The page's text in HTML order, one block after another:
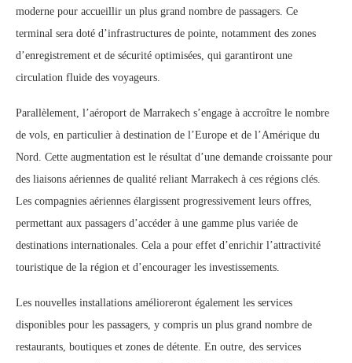
moderne pour accueillir un plus grand nombre de passagers. Ce
terminal sera doté d’infrastructures de pointe, notamment des zones
d’enregistrement et de sécurité optimisées, qui garantiront une
circulation fluide des voyageurs.
Parallèlement, l’aéroport de Marrakech s’engage à accroître le nombre
de vols, en particulier à destination de l’Europe et de l’Amérique du
Nord. Cette augmentation est le résultat d’une demande croissante pour
des liaisons aériennes de qualité reliant Marrakech à ces régions clés.
Les compagnies aériennes élargissent progressivement leurs offres,
permettant aux passagers d’accéder à une gamme plus variée de
destinations internationales. Cela a pour effet d’enrichir l’attractivité
touristique de la région et d’encourager les investissements.
Les nouvelles installations amélioreront également les services
disponibles pour les passagers, y compris un plus grand nombre de
restaurants, boutiques et zones de détente. En outre, des services